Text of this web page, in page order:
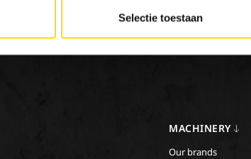
Selectie toestaan
MACHINERY
Our brands